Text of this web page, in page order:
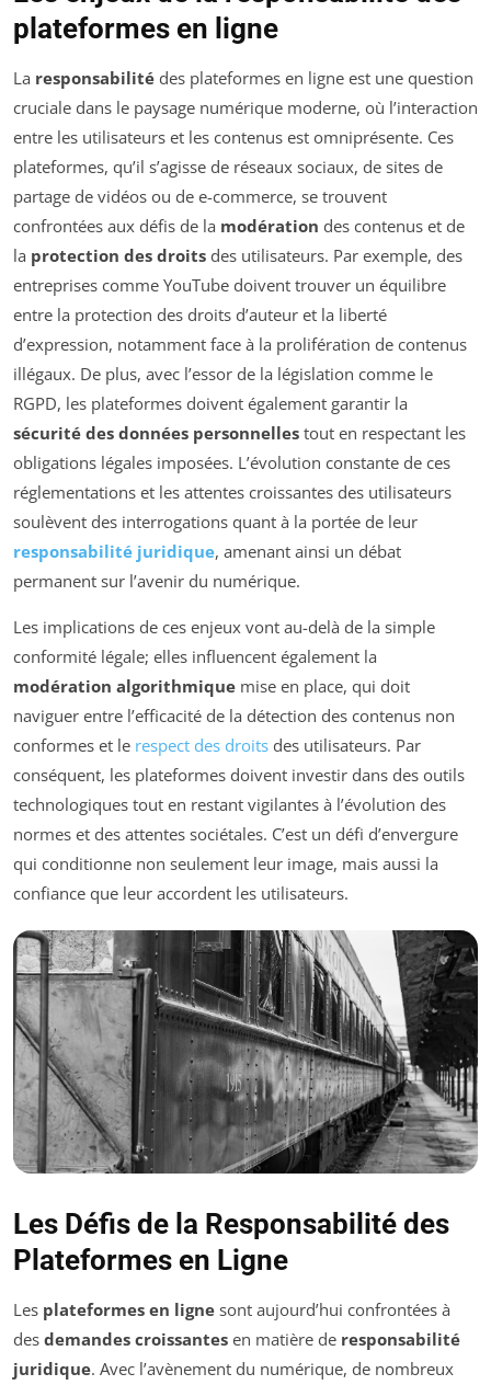
plateformes en ligne
La responsabilité des plateformes en ligne est une question
cruciale dans le paysage numérique moderne, où l’interaction
entre les utilisateurs et les contenus est omniprésente. Ces
plateformes, qu’il s’agisse de réseaux sociaux, de sites de
partage de vidéos ou de e-commerce, se trouvent
confrontées aux défis de la modération des contenus et de
la protection des droits des utilisateurs. Par exemple, des
entreprises comme YouTube doivent trouver un équilibre
entre la protection des droits d’auteur et la liberté
d’expression, notamment face à la prolifération de contenus
illégaux. De plus, avec l’essor de la législation comme le
RGPD, les plateformes doivent également garantir la
sécurité des données personnelles tout en respectant les
obligations légales imposées. L’évolution constante de ces
réglementations et les attentes croissantes des utilisateurs
soulèvent des interrogations quant à la portée de leur
responsabilité juridique, amenant ainsi un débat
permanent sur l’avenir du numérique.
Les implications de ces enjeux vont au-delà de la simple
conformité légale; elles influencent également la
modération algorithmique mise en place, qui doit
naviguer entre l’efficacité de la détection des contenus non
conformes et le respect des droits des utilisateurs. Par
conséquent, les plateformes doivent investir dans des outils
technologiques tout en restant vigilantes à l’évolution des
normes et des attentes sociétales. C’est un défi d’envergure
qui conditionne non seulement leur image, mais aussi la
confiance que leur accordent les utilisateurs.
Les Défis de la Responsabilité des
Plateformes en Ligne
Les plateformes en ligne sont aujourd’hui confrontées à
des demandes croissantes en matière de responsabilité
juridique. Avec l’avènement du numérique, de nombreux